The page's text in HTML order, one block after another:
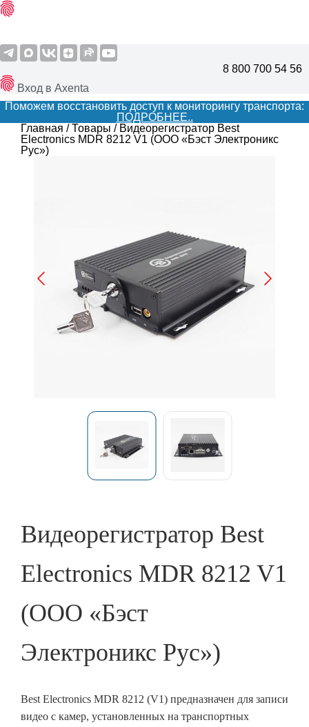
8 800 700 54 56
Вход в Axenta
Поможем восстановить доступ к мониторингу транспорта:
ПОДРОБНЕЕ..
Главная /Товары / Видеорегистратор Best
Electronics MDR 8212 V1 (ООО «Бэст Электроникс
Рус»)
Видеорегистратор Best
Electronics MDR 8212 V1
(ООО «Бэст
Электроникс Рус»)
Best Electronics MDR 8212 (V1) предназначен для записи
видео с камер, установленных на транспортных